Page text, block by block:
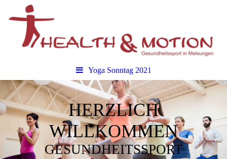
Yoga Sonntag 2021
HERZLICH
WILLKOMMEN
GESUNDHEITSSPORT